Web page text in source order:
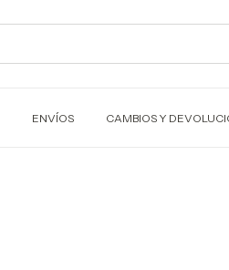
ENVÍOS CAMBIOS Y